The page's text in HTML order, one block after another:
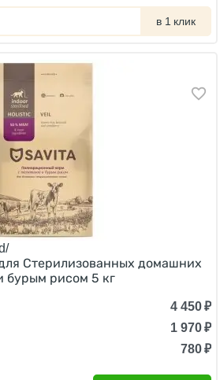
в 1 клик
Стерилизованных домашних
бурым рисом 5 кг
4 450₽
1 970₽
780₽